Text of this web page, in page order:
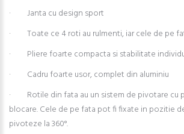
· Janta cu design sport
· Toate ce 4 roti au rulmenti, iar cele de pe
· Pliere foarte compacta si stabilitate
· Cadru foarte usor, complet din aluminiu
· Rotile din fata au un sistem de pivotare cu
blocare. Cele de pe fata pot fi fixate in pozitie
pivoteze la 360°.